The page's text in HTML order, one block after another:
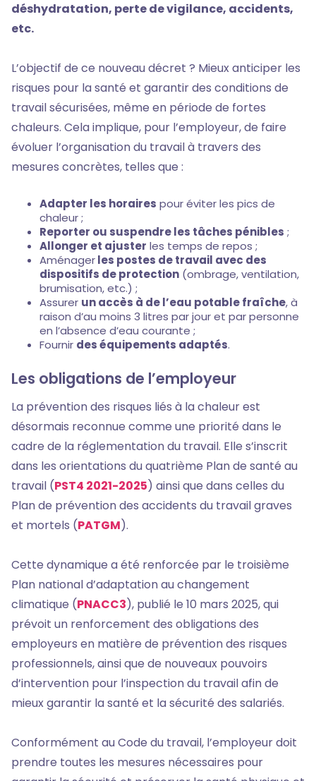
déshydratation, perte de vigilance, accidents,
etc.
L’objectif de ce nouveau décret ? Mieux anticiper les
risques pour la santé et garantir des conditions de
travail sécurisées, même en période de fortes
chaleurs. Cela implique, pour l’employeur, de faire
évoluer l’organisation du travail à travers des
mesures concrètes, telles que :
Adapter les horaires pour éviter les pics de
chaleur ;
Reporter ou suspendre les tâches pénibles ;
Allonger et ajuster les temps de repos ;
Aménagerles postes de travail avec des
dispositifs de protection (ombrage, ventilation,
brumisation, etc.) ;
Assurer un accès à de l’eau potable fraîche, à
raison d’au moins 3 litres par jour et par personne
en l’absence d’eau courante ;
Fournir des équipements adaptés.
Les obligations de l’employeur
La prévention des risques liés à la chaleur est
désormais reconnue comme une priorité dans le
cadre de la réglementation du travail. Elle s’inscrit
dans les orientations du quatrième Plan de santé au
travail (PST4 2021-2025) ainsi que dans celles du
Plan de prévention des accidents du travail graves
et mortels (PATGM).
Cette dynamique a été renforcée par le troisième
Plan national d’adaptation au changement
climatique (PNACC3), publié le 10 mars 2025, qui
prévoit un renforcement des obligations des
employeurs en matière de prévention des risques
professionnels, ainsi que de nouveaux pouvoirs
d’intervention pour l’inspection du travail afin de
mieux garantir la santé et la sécurité des salariés.
Conformément au Code du travail, l’employeur doit
prendre toutes les mesures nécessaires pour